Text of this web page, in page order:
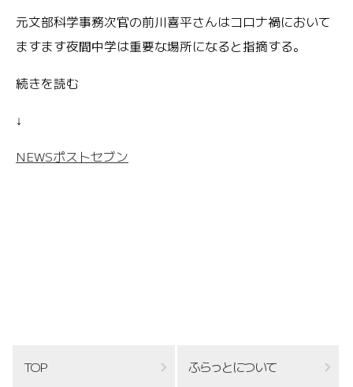
元文部科学事務次官の前川喜平さんはコロナ禍において
ますます夜間中学は重要な場所になると指摘する。
続きを読む
↓
NEWSポストセブン
TOP ふらっとについて